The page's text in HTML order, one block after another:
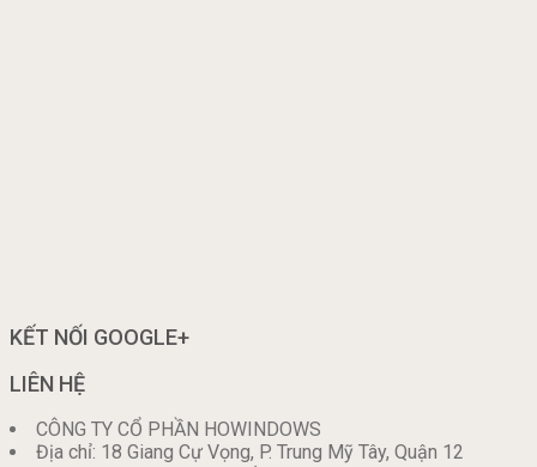
KẾT NỐI GOOGLE+
LIÊN HỆ
CÔNG TY CỔ PHẦN HOWINDOWS
Địa chỉ: 18 Giang Cự Vọng, P. Trung Mỹ Tây, Quận 12